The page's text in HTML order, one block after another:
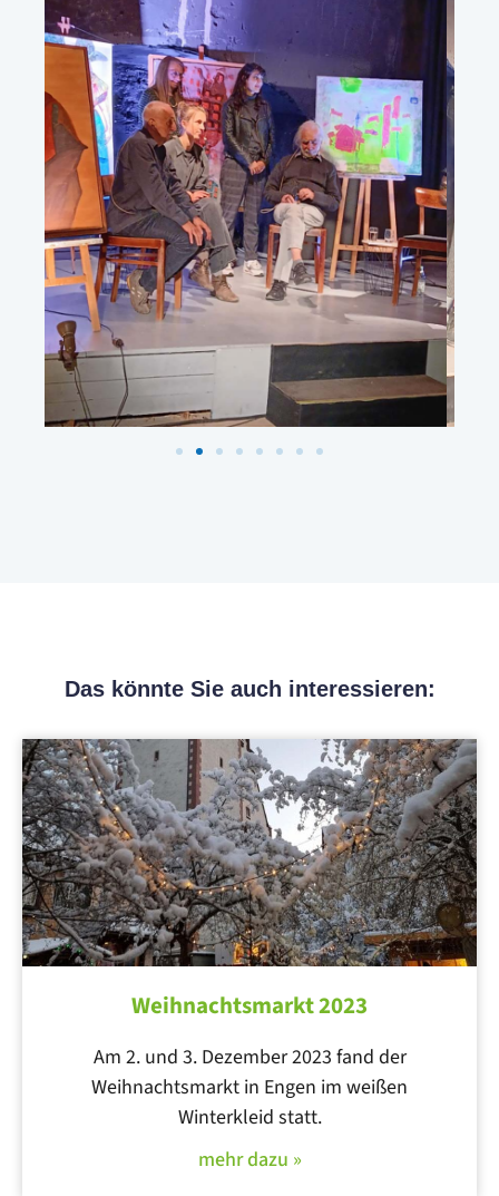
Das könnte Sie auch interessieren:
Weihnachtsmarkt 2023
Am 2. und 3. Dezember 2023 fand der
Weihnachtsmarkt in Engen im weißen
Winterkleid statt.
mehr dazu »